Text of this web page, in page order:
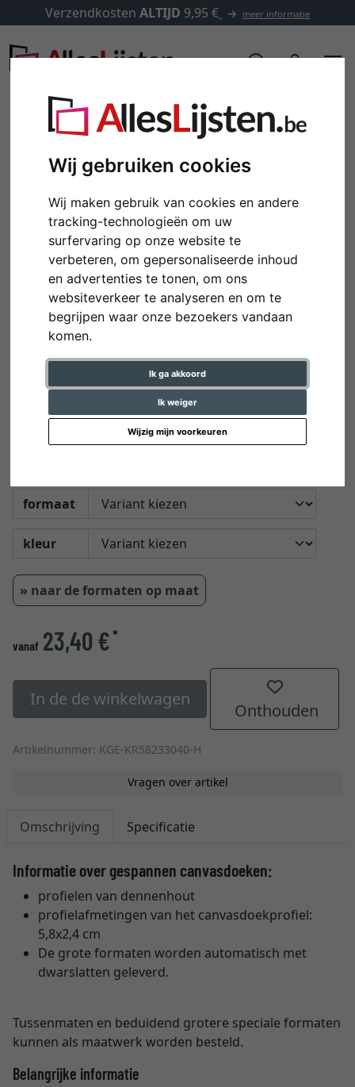
Wij gebruiken cookies
Wij maken gebruik van cookies en andere
tracking-technologieën om uw
surfervaring op onze website te
verbeteren, om gepersonaliseerde inhoud
en advertenties te tonen, om ons
websiteverkeer te analyseren en om te
begrijpen waar onze bezoekers vandaan
komen.
Ik ga akkoord
Ik weiger
Wijzig mijn voorkeuren
Verzendkosten ALTIJD 9,95 € meer informatie
Spieraam 5,8 x 2,3 cm
formaat
kleur
» naar de formaten op maat
vanaf 23,40 €*
In de de winkelwagen
Onthouden
Artikelnummer: KGE-KR58233040-H
Vragen over artikel
Omschrijving Specificatie
Informatie over gespannen canvasdoeken:
profielen van dennenhout
profielafmetingen van het canvasdoekprofiel:
5,8x2,4 cm
De grote formaten worden automatisch met
dwarslatten geleverd.
Tussenmaten en beduidend grotere speciale formaten
kunnen als maatwerk worden besteld.
Belangrijke informatie